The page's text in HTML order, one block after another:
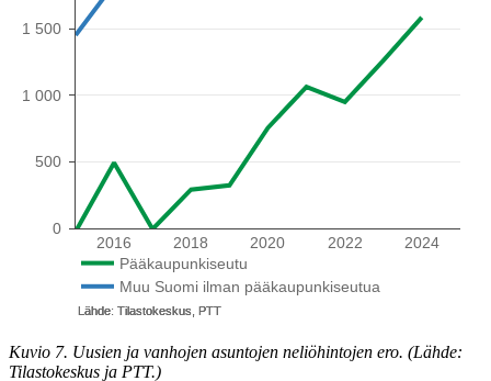
Kuvio 7. Uusien ja vanhojen asuntojen neliöhintojen ero. (Lähde:
Tilastokeskus ja PTT.)